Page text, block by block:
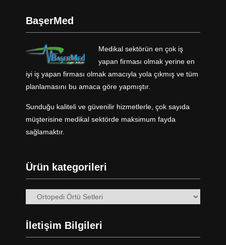
BaşerMed
Medikal sektörün en çok iş
yapan firması olmak yerine en
iyi iş yapan firması olmak amacıyla yola çıkmış ve tüm
planlamasını bu amaca göre yapmıştır.
Sunduğu kaliteli ve güvenilir hizmetlerle, çok sayıda
müşterisine medikal sektörde maksimum fayda
sağlamaktır.
Ürün kategorileri
İletişim Bilgileri